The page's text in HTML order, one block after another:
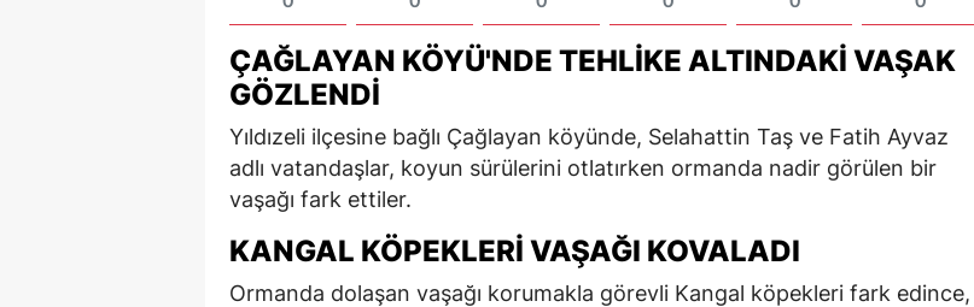
ÇAĞLAYAN KÖYÜ'NDE TEHLIKE ALTINDAKI VAŞAK
GÖZLENDI
Yıldızeli ilçesine bağlı Çağlayan köyünde, Selahattin Taş ve Fatih Ayvaz
adlı vatandaşlar, koyun sürülerini otlatırken ormanda nadir görülen bir
vaşağı fark ettiler.
KANGAL KÖPEKLERI VAŞAĞI KOVALADI
Ormanda dolaşan vaşağı korumakla görevli Kangal köpekleri fark edince,